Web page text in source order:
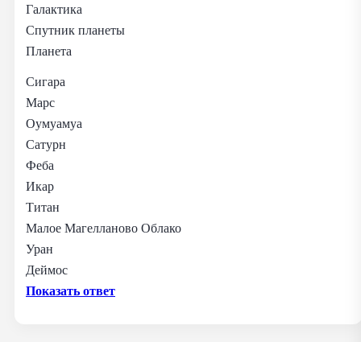
Галактика
Спутник планеты
Планета
Сигара
Марс
Оумуамуа
Сатурн
Феба
Икар
Титан
Малое Магелланово Облако
Уран
Деймос
Показать ответ